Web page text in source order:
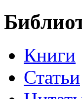
Книги
Статьи